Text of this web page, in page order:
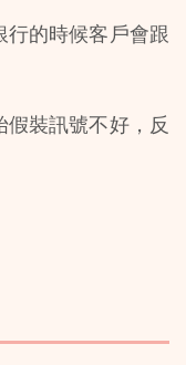
的時候客戶會跟
裝訊號不好，反